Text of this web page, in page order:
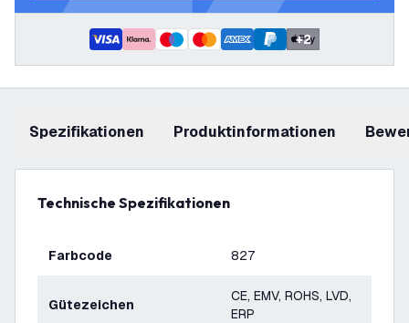
+2
Spezifikationen Produktinformationen
Technische Spezifikationen
Farbcode 827
Gütezeichen
CE, EMV, ROHS, LVD,
ERP